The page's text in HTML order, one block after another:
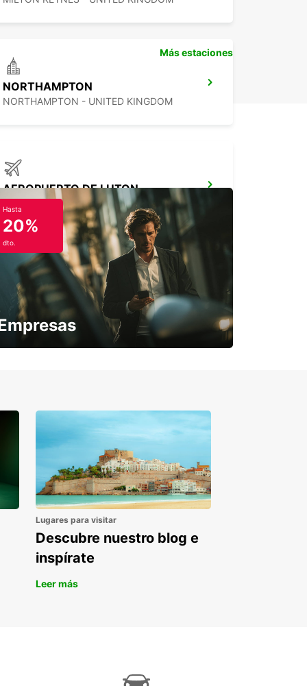
NORTHAMPTON
NORTHAMPTON - UNITED KINGDOM
AEROPUERTO DE LUTON
LUTON - UNITED KINGDOM
Más estaciones
Hasta
20%
dto.
Lugares para visitar
Descubre nuestro blog e
inspírate
Leer más